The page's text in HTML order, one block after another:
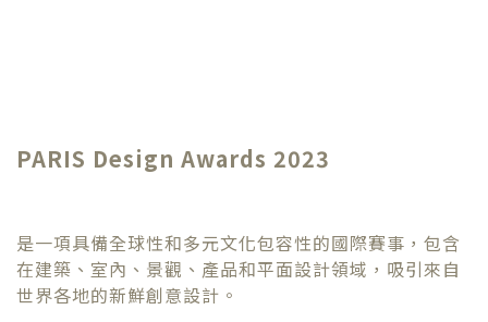
PARIS Design Awards 2023
是一項具備全球性和多元文化包容性的國際賽事，包含
在建築、室內、景觀、產品和平面設計領域，吸引來自
世界各地的新鮮創意設計。